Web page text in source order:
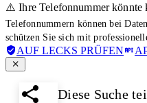
⚠️ Ihre Telefonnummer könnte
Telefonnummern können bei
schützen Sie sich mit
AUF LECKS PRÜFEN
Diese Suche